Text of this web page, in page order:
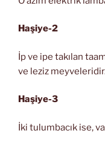
Haşiye-2
İp ve ipe takılan
ve leziz
Haşiye-3
İki tulumbacık ise,